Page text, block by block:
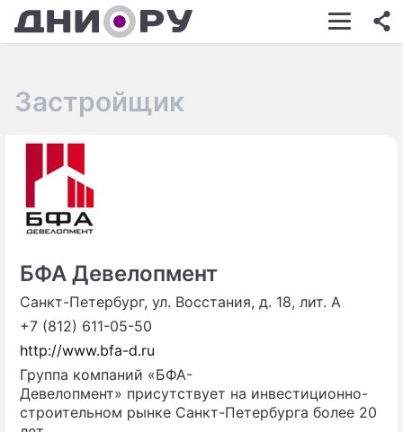
ШОУ-БИЗНЕС
СОННИК
ИГРЫ
Застройщик
БФА Девелопмент
Санкт-Петербург, ул. Восстания, д. 18, лит. А
+7 (812) 611-05-50
http://www.bfa-d.ru
Группа компаний «БФА-
Девелопмент» присутствует на инвестиционно-
строительном рынке Санкт-Петербурга более 20